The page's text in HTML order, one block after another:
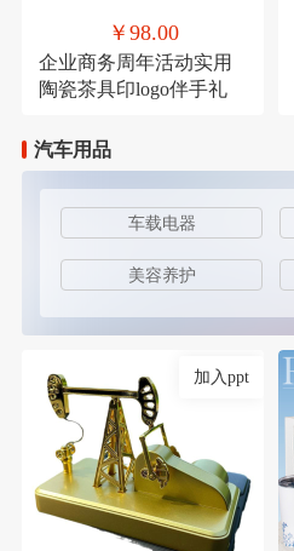
￥98.00
企业商务周年活动实用
陶瓷茶具印logo伴手礼
汽车用品
车载电器
美容养护
加入ppt